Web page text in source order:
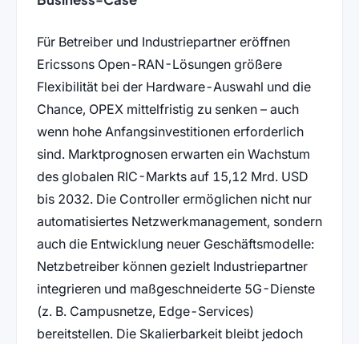
Für Betreiber und Industriepartner eröffnen
Ericssons Open-RAN-Lösungen größere
Flexibilität bei der Hardware-Auswahl und die
Chance, OPEX mittelfristig zu senken – auch
wenn hohe Anfangsinvestitionen erforderlich
sind. Marktprognosen erwarten ein Wachstum
des globalen RIC-Markts auf 15,12 Mrd. USD
bis 2032. Die Controller ermöglichen nicht nur
automatisiertes Netzwerkmanagement, sondern
auch die Entwicklung neuer Geschäftsmodelle:
Netzbetreiber können gezielt Industriepartner
integrieren und maßgeschneiderte 5G-Dienste
(z. B. Campusnetze, Edge-Services)
bereitstellen. Die Skalierbarkeit bleibt jedoch